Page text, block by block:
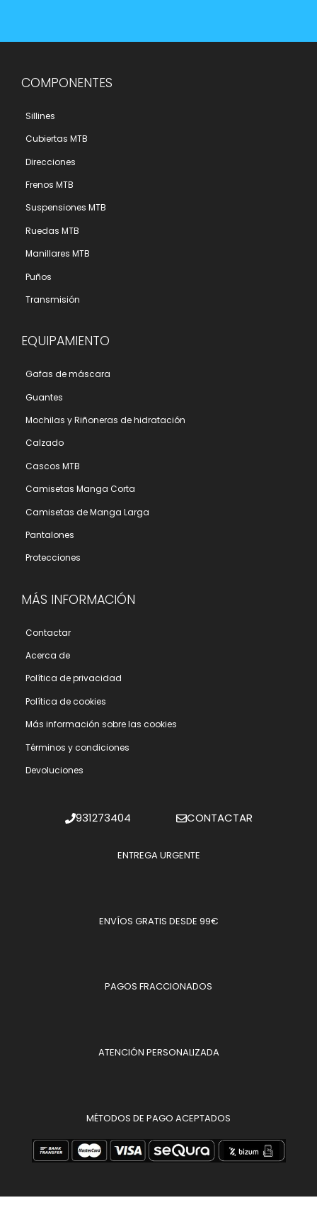
COMPONENTES
Sillines
Cubiertas MTB
Direcciones
Frenos MTB
Suspensiones MTB
Ruedas MTB
Manillares MTB
Puños
Transmisión
EQUIPAMIENTO
Gafas de máscara
Guantes
Mochilas y Riñoneras de hidratación
Calzado
Cascos MTB
Camisetas Manga Corta
Camisetas de Manga Larga
Pantalones
Protecciones
MÁS INFORMACIÓN
Contactar
Acerca de
Polí­tica de privacidad
Polí­tica de cookies
Más información sobre las cookies
Términos y condiciones
Devoluciones
931273404 CONTACTAR
ENTREGA URGENTE
ENVÍOS GRATIS DESDE 99€
PAGOS FRACCIONADOS
ATENCIÓN PERSONALIZADA
MÉTODOS DE PAGO ACEPTADOS